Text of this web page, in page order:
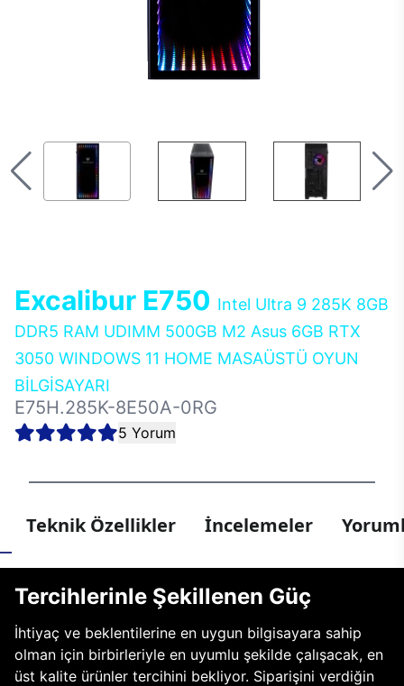
Excalibur E750 Intel Ultra 9 285K 8GB
DDR5 RAM UDIMM 500GB M2 Asus 6GB RTX
3050 WINDOWS 11 HOME MASAÜSTÜ OYUN
BİLGİSAYARI
E75H.285K-8E50A-0RG
5 Yorum
Teknik Özellikler İncelemeler
Tercihlerinle Şekillenen Güç
İhtiyaç ve beklentilerine en uygun bilgisayara sahip
olman için birbirleriyle en uyumlu şekilde çalışacak, en
üst kalite ürünler tercihini bekliyor. Siparişini verdiğin